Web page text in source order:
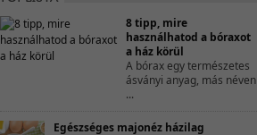
8 tipp, mire
használhatod a bóraxot
a ház körül
A bórax egy természetes
ásványi anyag, más néven
...
Egészséges majonéz házilag